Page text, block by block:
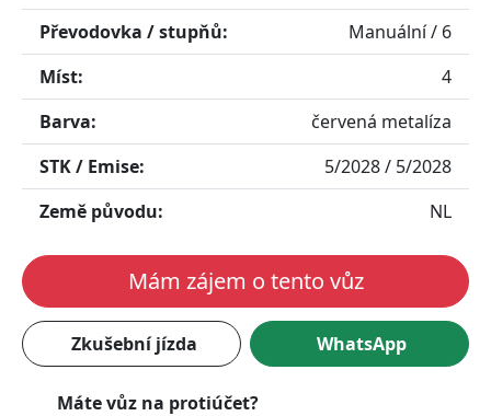
Převodovka / stupňů:
Manuální / 6
Míst:
4
Barva:
červená metalíza
STK / Emise:
5/2028 / 5/2028
Země původu:
NL
Mám zájem o tento vůz
Zkušební jízda WhatsApp
Máte vůz na protiúčet?